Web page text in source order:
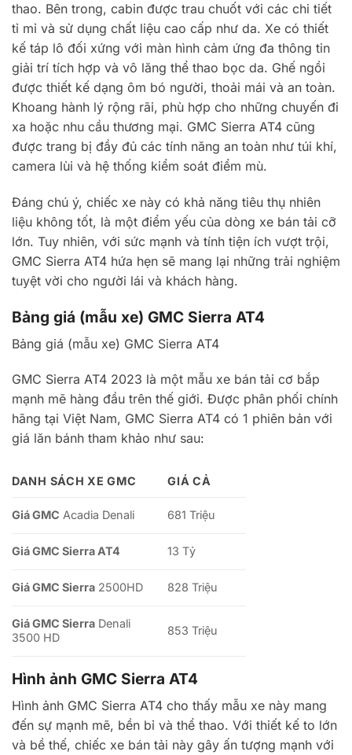
thao. Bên trong, cabin được trau chuốt với các chi tiết
tỉ mỉ và sử dụng chất liệu cao cấp như da. Xe có thiết
kế táp lô đối xứng với màn hình cảm ứng đa thông tin
giải trí tích hợp và vô lăng thể thao bọc da. Ghế ngồi
được thiết kế dạng ôm bó người, thoải mái và an toàn.
Khoang hành lý rộng rãi, phù hợp cho những chuyến đi
xa hoặc nhu cầu thương mại. GMC Sierra AT4 cũng
được trang bị đầy đủ các tính năng an toàn như túi khí,
camera lùi và hệ thống kiểm soát điểm mù.
Đáng chú ý, chiếc xe này có khả năng tiêu thụ nhiên
liệu không tốt, là một điểm yếu của dòng xe bán tải cỡ
lớn. Tuy nhiên, với sức mạnh và tính tiện ích vượt trội,
GMC Sierra AT4 hứa hẹn sẽ mang lại những trải nghiệm
tuyệt vời cho người lái và khách hàng.
Bảng giá (mẫu xe) GMC Sierra AT4
Bảng giá (mẫu xe) GMC Sierra AT4
GMC Sierra AT4 2023 là một mẫu xe bán tải cơ bắp
mạnh mẽ hàng đầu trên thế giới. Được phân phối chính
hãng tại Việt Nam, GMC Sierra AT4 có 1 phiên bản với
giá lăn bánh tham khảo như sau:
DANH SÁCH XE GMC GIÁ CẢ
Giá GMC Acadia Denali 681 Triệu
Giá GMC Sierra AT4 13 Tỷ
Giá GMC Sierra 2500HD 828 Triệu
Giá GMC Sierra Denali
3500 HD
853 Triệu
Hình ảnh GMC Sierra AT4
Hình ảnh GMC Sierra AT4 cho thấy mẫu xe này mang
đến sự mạnh mẽ, bền bỉ và thể thao. Với thiết kế to lớn
và bề thế, chiếc xe bán tải này gây ấn tượng mạnh với